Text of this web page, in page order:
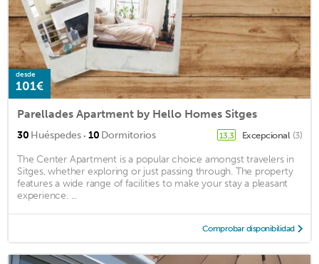
desde
101€
Parellades Apartment by Hello Homes Sitges
30 Huéspedes · 10 Dormitorios 13,3 Excepcional (3)
The Center Apartment is a popular choice amongst travelers in
Sitges, whether exploring or just passing through. The property
features a wide range of facilities to make your stay a pleasant
experience. ...
Comprobar disponibilidad